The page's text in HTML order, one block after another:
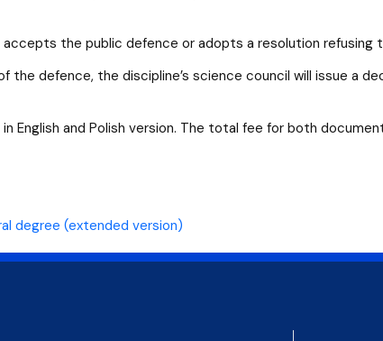
the public defence or adopts a resolution refusing
the defence, the discipline’s science council will issue a
English and Polish version. The total fee for both
degree (extended version)